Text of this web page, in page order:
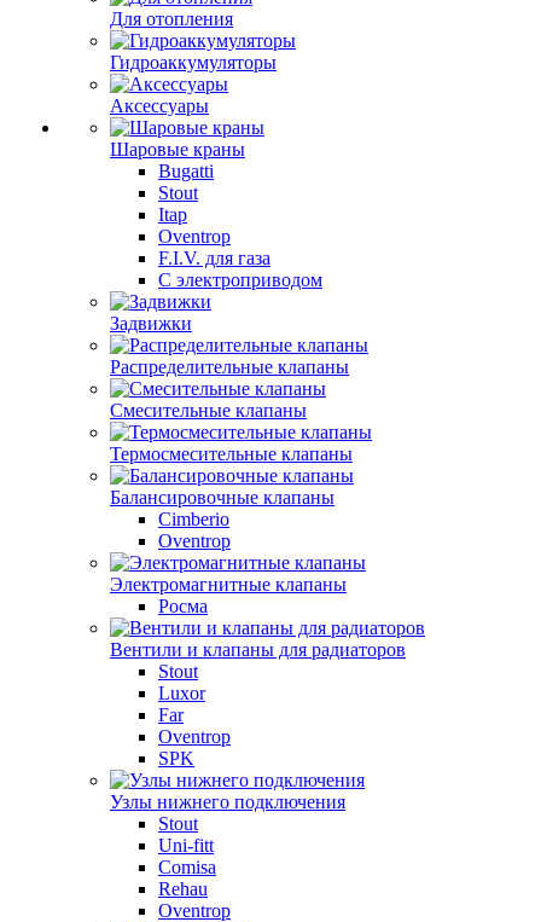
Для отопления
Гидроаккумуляторы
Аксессуары
Шаровые краны
Bugatti
Stout
Itap
Oventrop
F.I.V. для газа
С электроприводом
Задвижки
Распределительные клапаны
Cмесительные клапаны
Термосмесительные клапаны
Балансировочные клапаны
Cimberio
Oventrop
Электромагнитные клапаны
Росма
Вентили и клапаны для радиаторов
Stout
Luxor
Far
Oventrop
SPK
Узлы нижнего подключения
Stout
Uni-fitt
Comisa
Rehau
Oventrop